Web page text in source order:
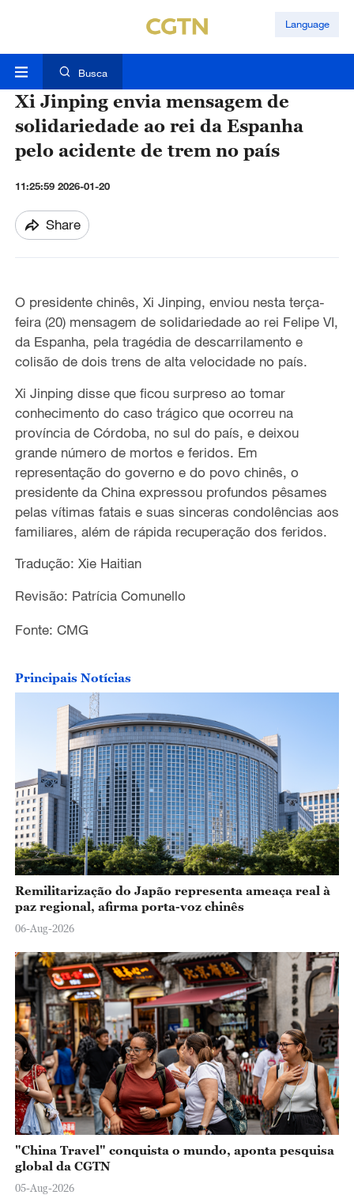
Language
Busca
Xi Jinping envia mensagem de
solidariedade ao rei da Espanha
pelo acidente de trem no país
11:25:59 2026-01-20
Share
O presidente chinês, Xi Jinping, enviou nesta terça-
feira (20) mensagem de solidariedade ao rei Felipe VI,
da Espanha, pela tragédia de descarrilamento e
colisão de dois trens de alta velocidade no país.
Xi Jinping disse que ficou surpreso ao tomar
conhecimento do caso trágico que ocorreu na
província de Córdoba, no sul do país, e deixou
grande número de mortos e feridos. Em
representação do governo e do povo chinês, o
presidente da China expressou profundos pêsames
pelas vítimas fatais e suas sinceras condolências aos
familiares, além de rápida recuperação dos feridos.
Tradução: Xie Haitian
Revisão: Patrícia Comunello
Fonte: CMG
Principais Notícias
Remilitarização do Japão representa ameaça real à
paz regional, afirma porta-voz chinês
06-Aug-2026
"China Travel" conquista o mundo, aponta pesquisa
global da CGTN
05-Aug-2026